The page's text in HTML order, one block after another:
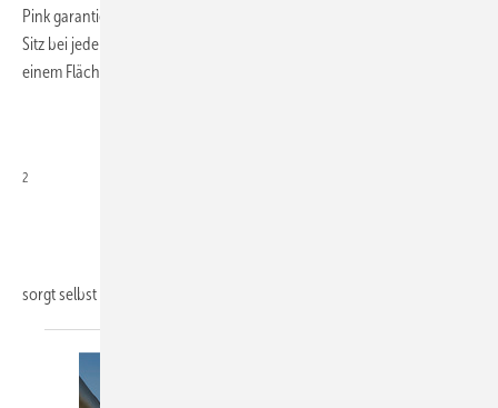
Pink garantiert dank dem elastischem Bundeinsatz einen perfekten
Sitz bei jeder Körperhaltung und Bewegung. Das Mischgewebe mit
einem Flächengewicht von nur ca. 270 g/m
2
sorgt selbst bei höheren